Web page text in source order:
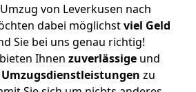
von Leverkusen nach
dabei möglichstviel Geld
Sie bei uns genau richtig!
Ihnen zuverlässige und
zu